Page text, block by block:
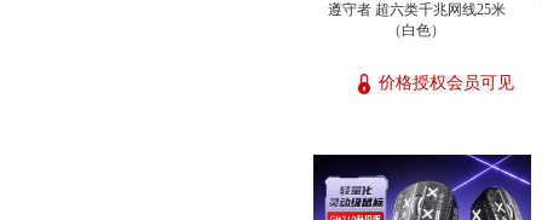
遵守者 超六类千兆网线25米
（白色）
价格授权会员可见